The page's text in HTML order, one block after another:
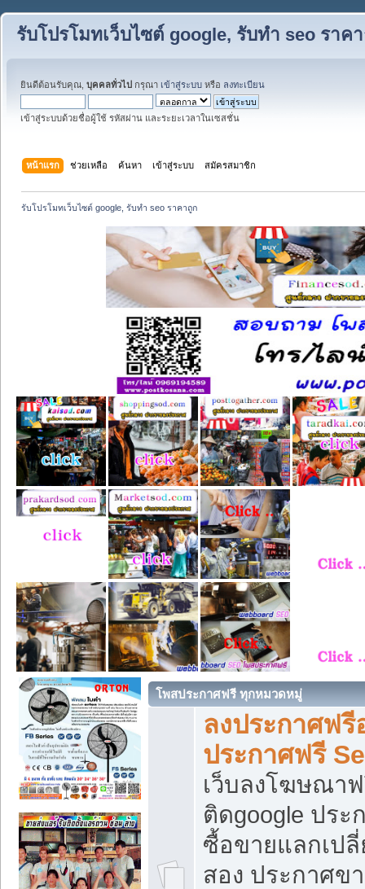
รับโปรโมทเว็บไซต์ google, รับทำ seo ราค
ยินดีต้อนรับคุณ, บุคคลทั่วไป กรุณา เข้าสู่ระบบ หรือ ลงทะเบียน
เข้าสู่ระบบด้วยชื่อผู้ใช้ รหัสผ่าน และระยะเวลาในเซสชั่น
หน้าแรก ช่วยเหลือ ค้นหา เข้าสู่ระบบ สมัครสมาชิก
รับโปรโมทเว็บไซต์ google, รับทำ seo ราคาถูก
โพสประกาศฟรี ทุกหมวดหมู่
ลงประกาศฟ
ประกาศฟรี
เว็บลงโฆษณา
ติดgoogle ปร
ซื้อขายแลกเป
สอง ประกาศข